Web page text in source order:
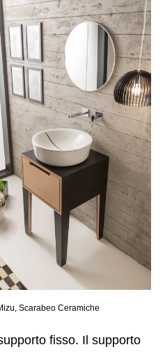
Scarabeo Ceramiche
fisso. Il supporto